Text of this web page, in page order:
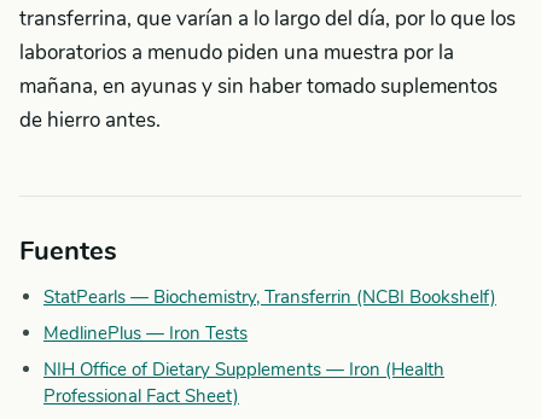
transferrina, que varían a lo largo del día, por lo que los
laboratorios a menudo piden una muestra por la
mañana, en ayunas y sin haber tomado suplementos
de hierro antes.
Fuentes
StatPearls — Biochemistry, Transferrin (NCBI Bookshelf)
MedlinePlus — Iron Tests
NIH Office of Dietary Supplements — Iron (Health
Professional Fact Sheet)